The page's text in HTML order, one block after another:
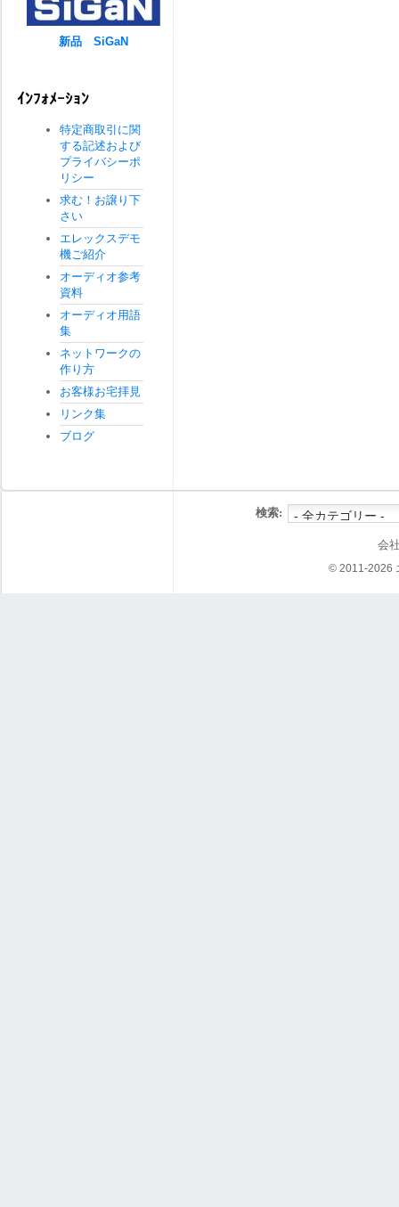
新品 SiGaN
ｲﾝﾌｫﾒｰｼｮﾝ
特定商取引に関
する記述および
プライバシーポ
リシー
求む！お譲り下
さい
エレックスデモ
機ご紹介
オーディオ参考
資料
オーディオ用語
集
ネットワークの
作り方
お客様お宅拝見
リンク集
ブログ
検索:
会
© 2011-2026